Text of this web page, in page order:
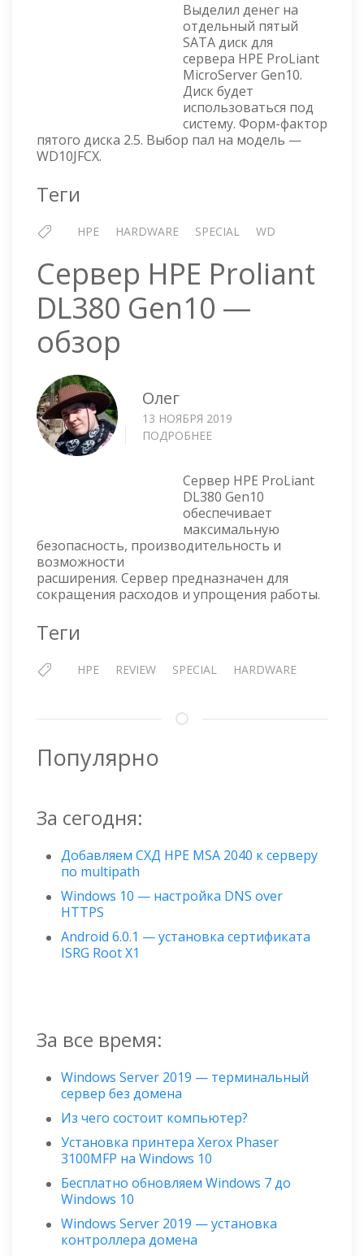
MICROSERVER
GEN10
—
ПЯТЫЙ
SATA
ДИСК
Выделил денег на
отдельный пятый
SATA диск для
сервера HPE ProLiant
MicroServer Gen10.
Диск будет
использоваться под
систему. Форм-фактор
пятого диска 2.5. Выбор пал на модель —
WD10JFCX.
Теги
HPE HARDWARE SPECIAL WD
Сервер HPE Proliant
DL380 Gen10 —
обзор
Олег
13 НОЯБРЯ 2019
ПОДРОБНЕЕ
PROLIANT
DL380
GEN10
—
ОБЗОР
Сервер HPE ProLiant
DL380 Gen10
обеспечивает
максимальную
безопасность, производительность и
возможности
расширения. Сервер предназначен для
сокращения расходов и упрощения работы.
Теги
HPE REVIEW SPECIAL HARDWARE
Популярно
За сегодня:
Добавляем СХД HPE MSA 2040 к серверу
по multipath
Windows 10 — настройка DNS over
HTTPS
Android 6.0.1 — установка сертификата
ISRG Root X1
За все время:
Windows Server 2019 — терминальный
сервер без домена
Из чего состоит компьютер?
Установка принтера Xerox Phaser
3100MFP на Windows 10
Бесплатно обновляем Windows 7 до
Windows 10
Windows Server 2019 — установка
контроллера домена